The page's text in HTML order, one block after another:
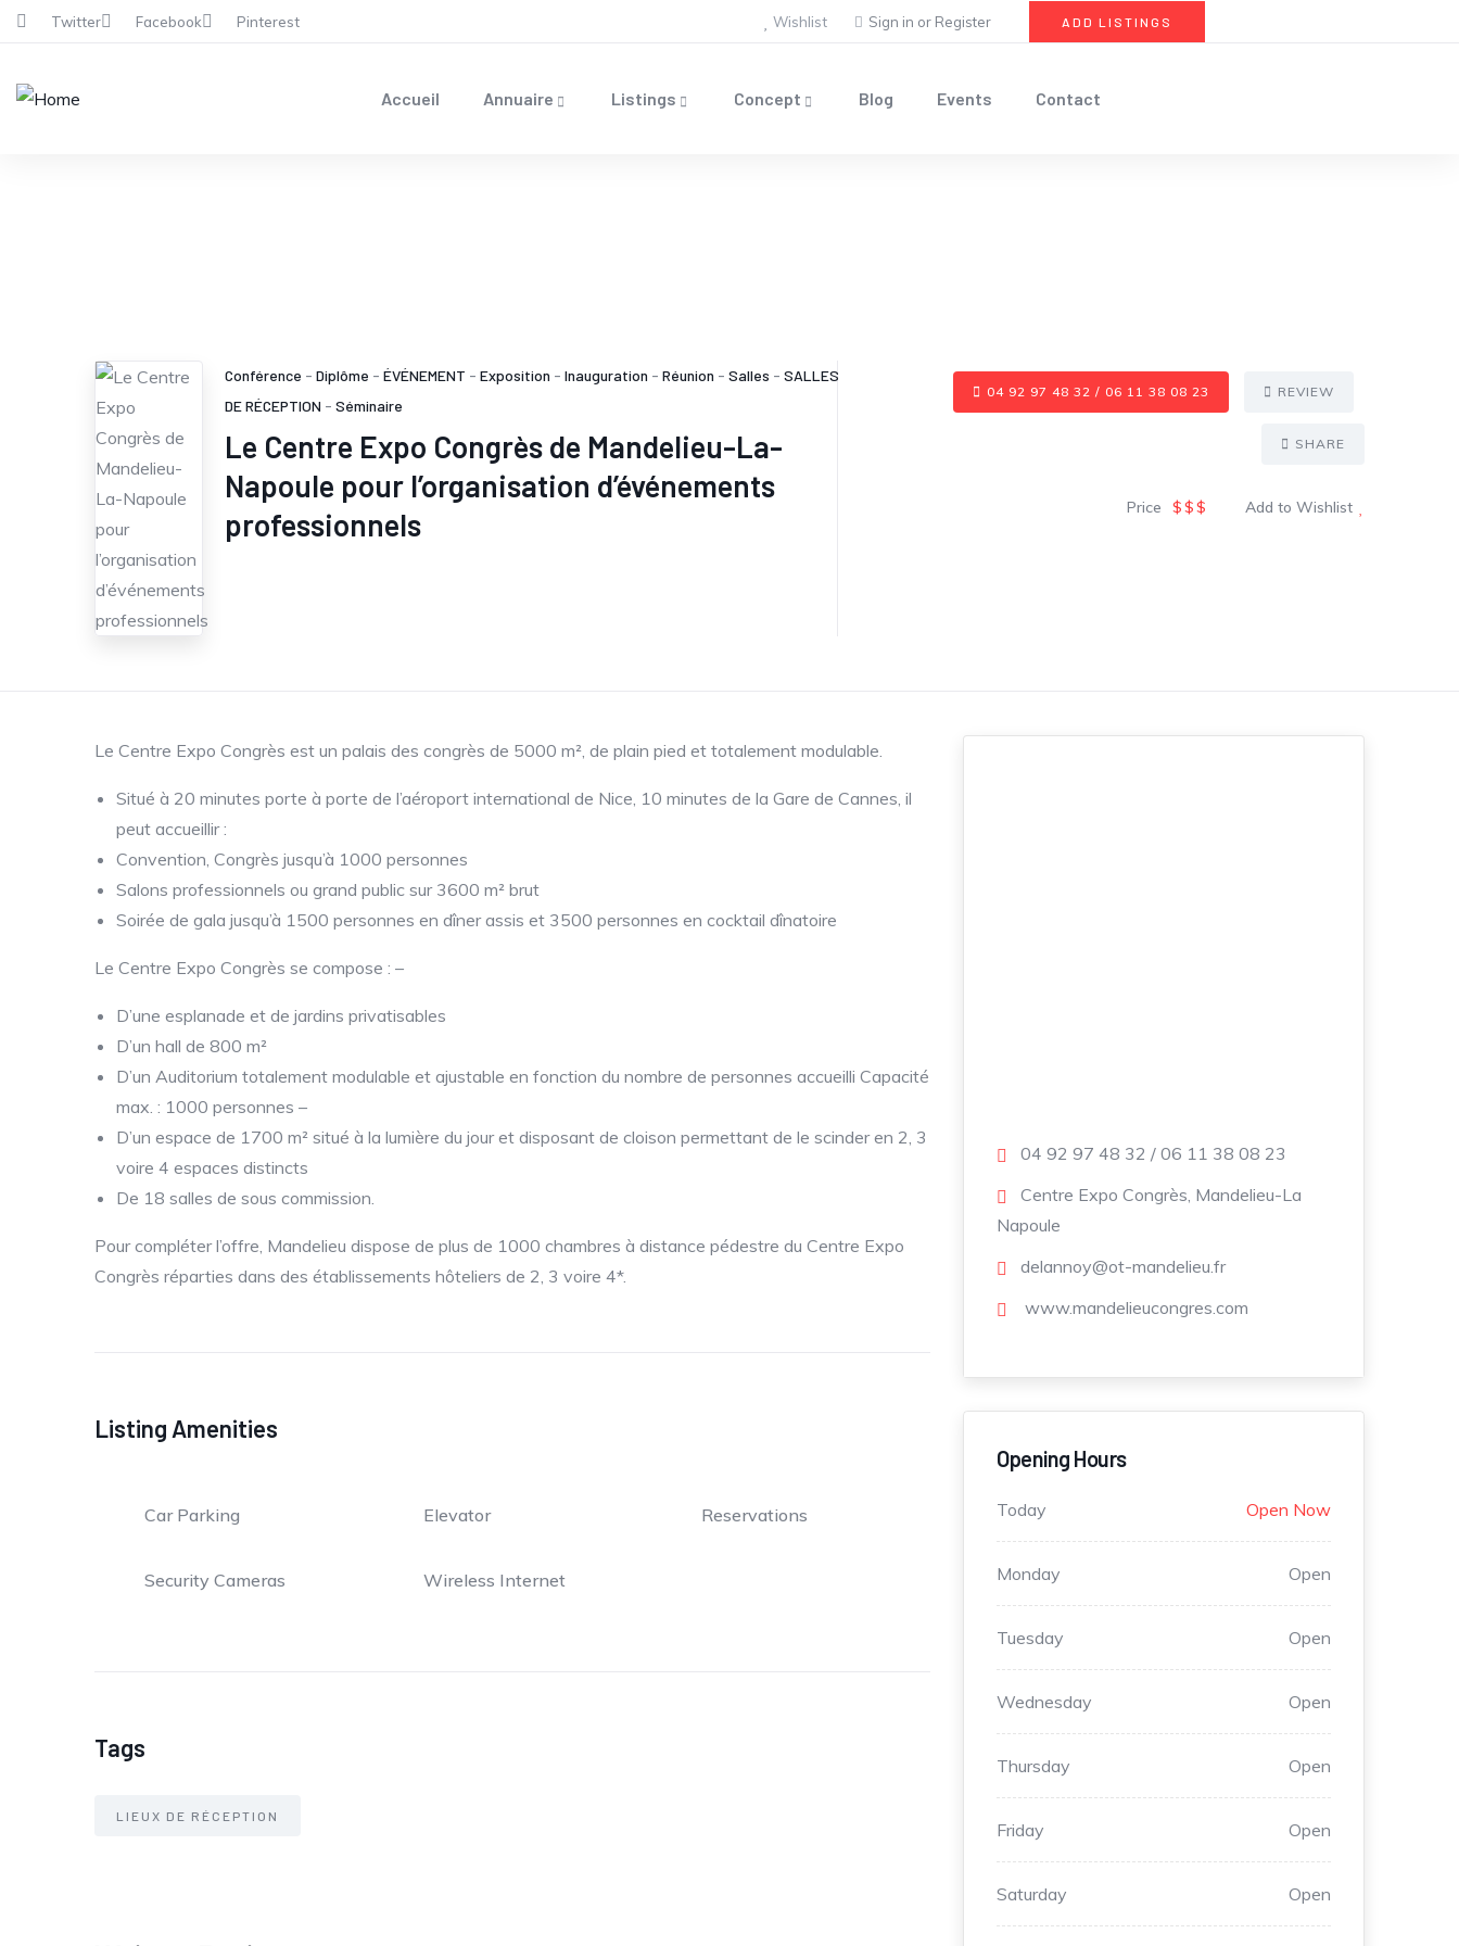
Twitter Facebook Pinterest Wishlist Sign in or Register ADD LISTINGS
Accueil Annuaire Listings Concept Blog Events Contact
Conférence - Diplôme - ÉVÉNEMENT - Exposition - Inauguration - Réunion - Salles - SALLES
DE RÉCEPTION - Séminaire
Le Centre Expo Congrès de Mandelieu-La-
Napoule pour l’organisation d’événements
professionnels
04 92 97 48 32 / 06 11 38 08 23 REVIEW
SHARE
Price $$$ Add to Wishlist
Le Centre Expo Congrès est un palais des congrès de 5000 m², de plain pied et totalement modulable.
Situé à 20 minutes porte à porte de l’aéroport international de Nice, 10 minutes de la Gare de Cannes, il
peut accueillir :
Convention, Congrès jusqu’à 1000 personnes
Salons professionnels ou grand public sur 3600 m² brut
Soirée de gala jusqu’à 1500 personnes en dîner assis et 3500 personnes en cocktail dînatoire
Le Centre Expo Congrès se compose : –
D’une esplanade et de jardins privatisables
D’un hall de 800 m²
D’un Auditorium totalement modulable et ajustable en fonction du nombre de personnes accueilli Capacité
max. : 1000 personnes –
D’un espace de 1700 m² situé à la lumière du jour et disposant de cloison permettant de le scinder en 2, 3
voire 4 espaces distincts
De 18 salles de sous commission.
Pour compléter l’offre, Mandelieu dispose de plus de 1000 chambres à distance pédestre du Centre Expo
Congrès réparties dans des établissements hôteliers de 2, 3 voire 4*.
Listing Amenities
Car Parking Elevator Reservations
Security Cameras Wireless Internet
Tags
LIEUX DE RÉCEPTION
04 92 97 48 32 / 06 11 38 08 23
Centre Expo Congrès, Mandelieu-La
Napoule
delannoy@ot-mandelieu.fr
www.mandelieucongres.com
Opening Hours
Today Open Now
Monday Open
Tuesday Open
Wednesday Open
Thursday Open
Friday Open
Saturday Open